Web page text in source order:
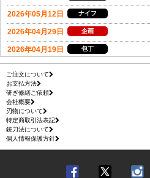
ご注文について
お支払方法
研ぎ修繕ご依頼
会社概要
刃物について
特定商取引法表記
銃刀法について
個人情報保護方針